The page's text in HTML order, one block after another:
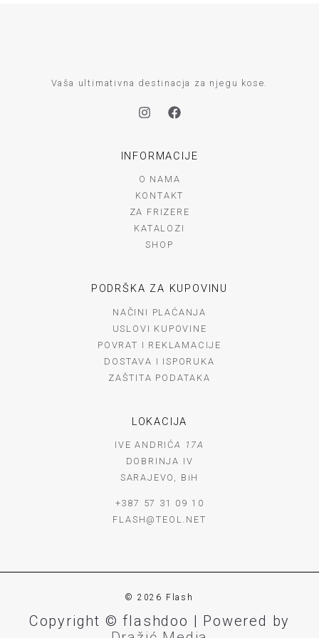
Vaša ultimativna destinacja za njegu kose.
INFORMACIJE
O NAMA
KONTAKT
ZA FRIZERE
KATALOZI
SHOP
PODRŠKA ZA KUPOVINU
NAČINI PLAĆANJA
USLOVI KUPOVINE
POVRAT I REKLAMACIJE
DOSTAVA I ISPORUKA
ZAŠTITA PODATAKA
LOKACIJA
IVE ANDRIĆA 17A
DOBRINJA IV
SARAJEVO, BiH
+387 57 31 09 10
FLASH@TEOL.NET
© 2026 Flash
Copyright © flashdoo | Powered by